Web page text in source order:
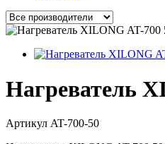
Нагреватель
Артикул AT-700-50